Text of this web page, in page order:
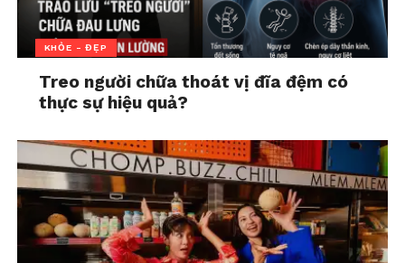
Chính ý định ấy, hơn bất kỳ sự song sinh tâm hồn
bẩm sinh nào, có lẽ chỉ là tưởng tượng, sẽ khiến hai
người sau một cuộc cãi vã lại quay về để tiếp tục đối
thoại. Sẽ khiến họ gác lại những mong muốn bộc
phát vì lợi ích chung của đôi lứa. Sẽ khiến họ nỗ lực
như thế nào qua đôi mắt của người kia. Trong cái
nhìn của người xưa, sự hòa hợp là thành quả của
tình yêu; nó không phải, và không bao giờ có thể
là, điều kiện tiên quyết của tình yêu.
KHỎE - ĐẸP
Treo người chữa thoát vị đĩa đệm có
thực sự hiệu quả?